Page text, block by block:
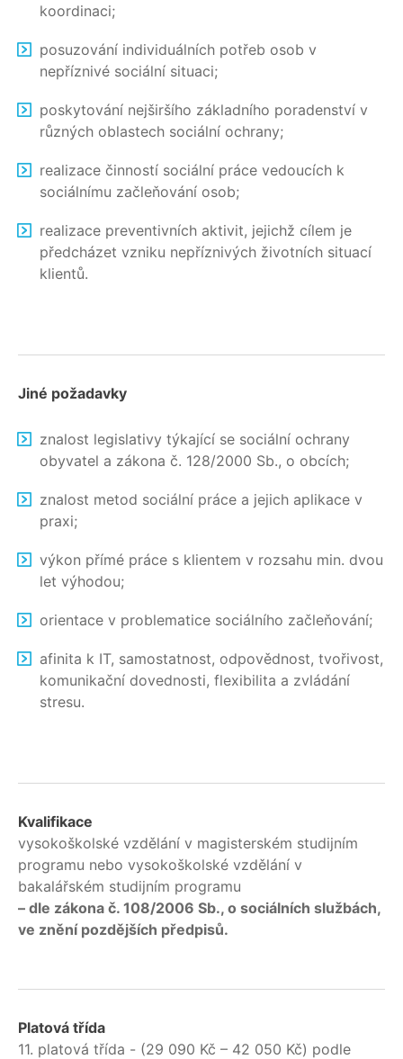
koordinaci;
posuzování individuálních potřeb osob v
nepříznivé sociální situaci;
poskytování nejširšího základního poradenství v
různých oblastech sociální ochrany;
realizace činností sociální práce vedoucích k
sociálnímu začleňování osob;
realizace preventivních aktivit, jejichž cílem je
předcházet vzniku nepříznivých životních situací
klientů.
Jiné požadavky
znalost legislativy týkající se sociální ochrany
obyvatel a zákona č. 128/2000 Sb., o obcích;
znalost metod sociální práce a jejich aplikace v
praxi;
výkon přímé práce s klientem v rozsahu min. dvou
let výhodou;
orientace v problematice sociálního začleňování;
afinita k IT, samostatnost, odpovědnost, tvořivost,
komunikační dovednosti, flexibilita a zvládání
stresu.
Kvalifikace
vysokoškolské vzdělání v magisterském studijním
programu nebo vysokoškolské vzdělání v
bakalářském studijním programu
– dle zákona č. 108/2006 Sb., o sociálních službách,
ve znění pozdějších předpisů.
Platová třída
11. platová třída - (29 090 Kč – 42 050 Kč) podle